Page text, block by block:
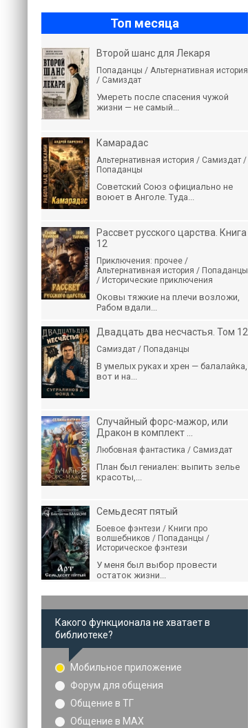
Топ месяца
Второй шанс для Лекаря
Попаданцы / Альтернативная история
/ Самиздат
Умереть после спасения чужой
жизни — не самый...
Камарадас
Альтернативная история / Самиздат /
Попаданцы
Советский Союз официально не
воюет в Анголе. Туда...
Рассвет русского царства. Книга
12
Приключения: прочее /
Альтернативная история / Попаданцы
/ Исторические приключения
Оковы тяжкие на плечи возложи,
Рабом вдали...
Двадцать два несчастья. Том 12
Самиздат / Попаданцы
В умелых руках и хрен — балалайка,
вот и на...
Случайный форс-мажор, или
Дракон в комплект ...
Любовная фантастика / Самиздат
План был гениален: выпить зелье
красоты,...
Семьдесят пятый
Боевое фэнтези / Книги про
волшебников / Попаданцы /
Историческое фэнтези
У меня был выбор провести
остаток жизни...
Какого функционала не хватает в
библиотеке?
Мобильное приложение
Форум для общения
Общение в ТГ
Общение в MAX